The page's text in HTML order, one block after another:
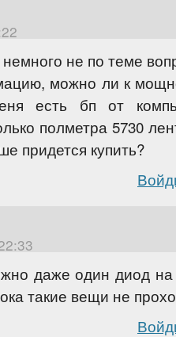
не по теме
можно ли к
есть бп от
полметра 5730
придется купить?
даже один диод на
такие вещи не